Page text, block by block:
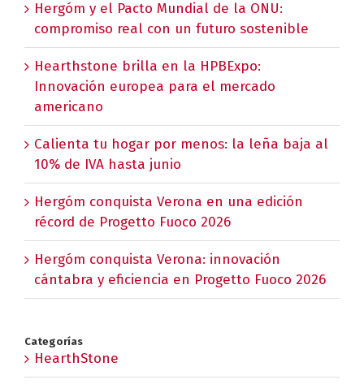
Hergóm y el Pacto Mundial de la ONU:
compromiso real con un futuro sostenible
Hearthstone brilla en la HPBExpo:
Innovación europea para el mercado
americano
Calienta tu hogar por menos: la leña baja al
10% de IVA hasta junio
Hergóm conquista Verona en una edición
récord de Progetto Fuoco 2026
Hergóm conquista Verona: innovación
cántabra y eficiencia en Progetto Fuoco 2026
Categorías
HearthStone